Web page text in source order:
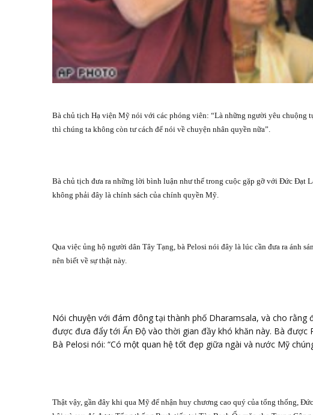
Bà chủ tịch Hạ viện Mỹ nói với các phóng viên: “Là những người yêu chuộng
thì chúng ta không còn tư cách để nói về chuyện nhân quyền nữa”.
Bà chủ tịch đưa ra những lời bình luận như thế trong cuộc gặp gỡ với Đức Đạt
không phải đây là chính sách của chính quyền Mỹ.
Qua việc ủng hộ người dân Tây Tạng, bà Pelosi nói đây là lúc cần đưa ra ánh
nên biết về sự thật này.
Nói chuyện với đám đông tại thành phố Dharamsala, và cho rằng
được đưa đẩy tới Ấn Độ vào thời gian đầy khó khăn này. Bà được
Bà Pelosi nói: “Có một quan hệ tốt đẹp giữa ngài và nước Mỹ
Thật vậy, gần đây khi qua Mỹ để nhận huy chương cao quý của tổng thống,